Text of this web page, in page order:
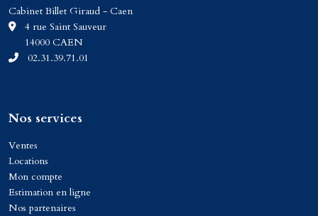
Cabinet Billet Giraud - Caen
4 rue Saint Sauveur
14000 CAEN
02.31.39.71.01
Nos services
Ventes
Locations
Mon compte
Estimation en ligne
Nos partenaires